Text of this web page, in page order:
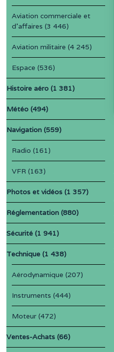
Aviation commerciale et
d'affaires (3 446)
Aviation militaire (4 245)
Espace (536)
Histoire aéro (1 381)
Météo (494)
Navigation (559)
Radio (161)
VFR (163)
Photos et vidéos (1 357)
Réglementation (880)
Sécurité (1 941)
Technique (1 438)
Aérodynamique (207)
Instruments (444)
Moteur (472)
Ventes-Achats (66)